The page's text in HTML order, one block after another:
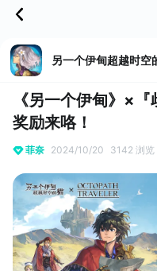
另一个伊甸超越时空
《另一个伊甸》×
奖励来咯！
菲奈 2024/10/20 3142 浏览